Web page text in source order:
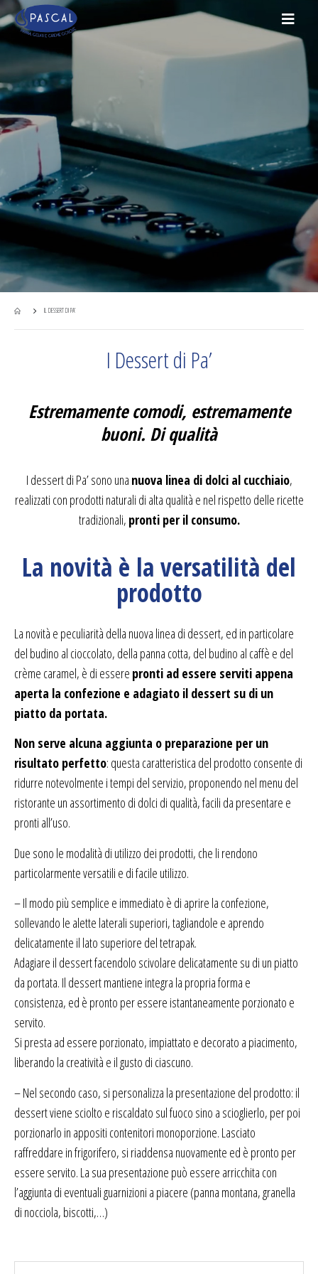
IL DESSERT DI PA’
I Dessert di Pa’
Estremamente comodi, estremamente
buoni. Di qualità
I dessert di Pa’ sono una nuova linea di dolci al cucchiaio,
realizzati con prodotti naturali di alta qualità e nel rispetto delle ricette
tradizionali, pronti per il consumo.
La novità è la versatilità del
prodotto
La novità e peculiarità della nuova linea di dessert, ed in particolare
del budino al cioccolato, della panna cotta, del budino al caffè e del
crème caramel, è di essere pronti ad essere serviti appena
aperta la confezione e adagiato il dessert su di un
piatto da portata.
Non serve alcuna aggiunta o preparazione per un
risultato perfetto: questa caratteristica del prodotto consente di
ridurre notevolmente i tempi del servizio, proponendo nel menu del
ristorante un assortimento di dolci di qualità, facili da presentare e
pronti all’uso.
Due sono le modalità di utilizzo dei prodotti, che li rendono
particolarmente versatili e di facile utilizzo.
– Il modo più semplice e immediato è di aprire la confezione,
sollevando le alette laterali superiori, tagliandole e aprendo
delicatamente il lato superiore del tetrapak.
Adagiare il dessert facendolo scivolare delicatamente su di un piatto
da portata. Il dessert mantiene integra la propria forma e
consistenza, ed è pronto per essere istantaneamente porzionato e
servito.
Si presta ad essere porzionato, impiattato e decorato a piacimento,
liberando la creatività e il gusto di ciascuno.
– Nel secondo caso, si personalizza la presentazione del prodotto: il
dessert viene sciolto e riscaldato sul fuoco sino a scioglierlo, per poi
porzionarlo in appositi contenitori monoporzione. Lasciato
raffreddare in frigorifero, si riaddensa nuovamente ed è pronto per
essere servito. La sua presentazione può essere arricchita con
l’aggiunta di eventuali guarnizioni a piacere (panna montana, granella
di nocciola, biscotti,…)